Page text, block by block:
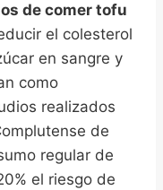
de comer tofu
el colesterol
en sangre y
como
realizados
de
regular de
el riesgo de